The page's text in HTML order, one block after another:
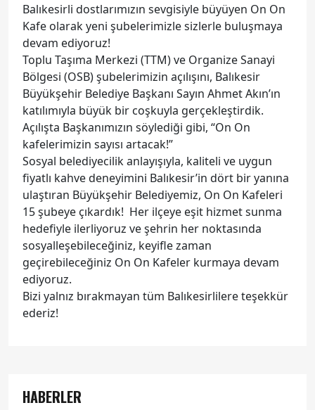
Balıkesirli dostlarımızın sevgisiyle büyüyen On On
Kafe olarak yeni şubelerimizle sizlerle buluşmaya
devam ediyoruz!
Toplu Taşıma Merkezi (TTM) ve Organize Sanayi
Bölgesi (OSB) şubelerimizin açılışını, Balıkesir
Büyükşehir Belediye Başkanı Sayın Ahmet Akın’ın
katılımıyla büyük bir coşkuyla gerçekleştirdik.
Açılışta Başkanımızın söylediği gibi, “On On
kafelerimizin sayısı artacak!”
Sosyal belediyecilik anlayışıyla, kaliteli ve uygun
fiyatlı kahve deneyimini Balıkesir’in dört bir yanına
ulaştıran Büyükşehir Belediyemiz, On On Kafeleri
15 şubeye çıkardık! Her ilçeye eşit hizmet sunma
hedefiyle ilerliyoruz ve şehrin her noktasında
sosyalleşebileceğiniz, keyifle zaman
geçirebileceğiniz On On Kafeler kurmaya devam
ediyoruz.
Bizi yalnız bırakmayan tüm Balıkesirlilere teşekkür
ederiz!
HABERLER